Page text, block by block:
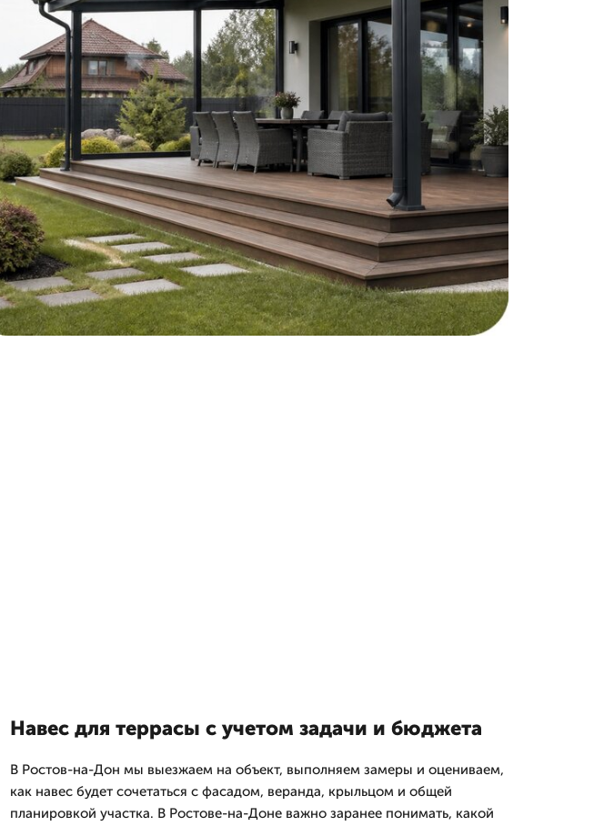
Навес для террасы с учетом задачи и бюджета
В Ростов-на-Дон мы выезжаем на объект, выполняем замеры и оцениваем,
как навес будет сочетаться с фасадом, веранда, крыльцом и общей
планировкой участка. В Ростове-на-Доне важно заранее понимать, какой